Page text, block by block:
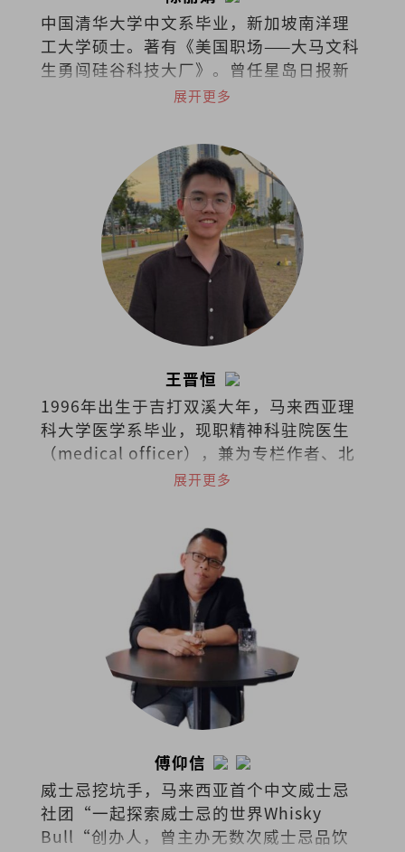
中国清华大学中文系毕业，新加坡南洋理
工大学硕士。著有《美国职场——大马文科
生勇闯硅谷科技大厂》。曾任星岛日报新
闻记者、美国加州圣荷西市议员办公室助
于字节跳动的商务关系部。
展开更多
王晋恒
1996年出生于吉打双溪大年，马来西亚理
科大学医学系毕业，现职精神科驻院医生
（medical officer），兼为专栏作者、北
马作协副主席。曾任《马华文学》执行编
时报文学奖、花踪新秀文学奖、香港青年
文学奖等。长篇小说《弃医者》入选《亚
洲周刊》2025年度“全球华人十大小
展开更多
傅仰信
威士忌挖坑手，马来西亚首个中文威士忌
社团“一起探索威士忌的世界Whisky
Bull“创办人，曾主办无数次威士忌品饮